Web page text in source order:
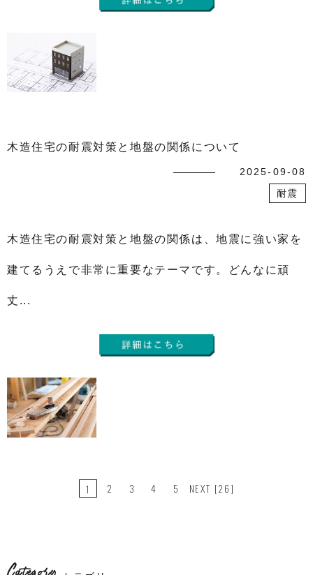
木造住宅の耐震対策と地盤の関係について
2025-09-08
耐震
木造住宅の耐震対策と地盤の関係は、地震に強い家を
建てるうえで非常に重要なテーマです。どんなに頑
丈...
1 2 3 4 5 NEXT [26]